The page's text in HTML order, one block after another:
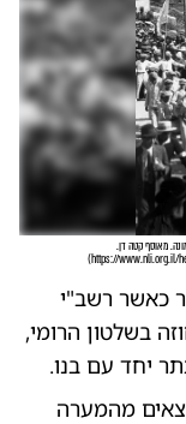
מאוסף קטה דן.
https://www.nli.org.il/
)
כאשר רשב"י
בשלטון הרומי,
יחד עם בנו.
יוצאים מהמערה